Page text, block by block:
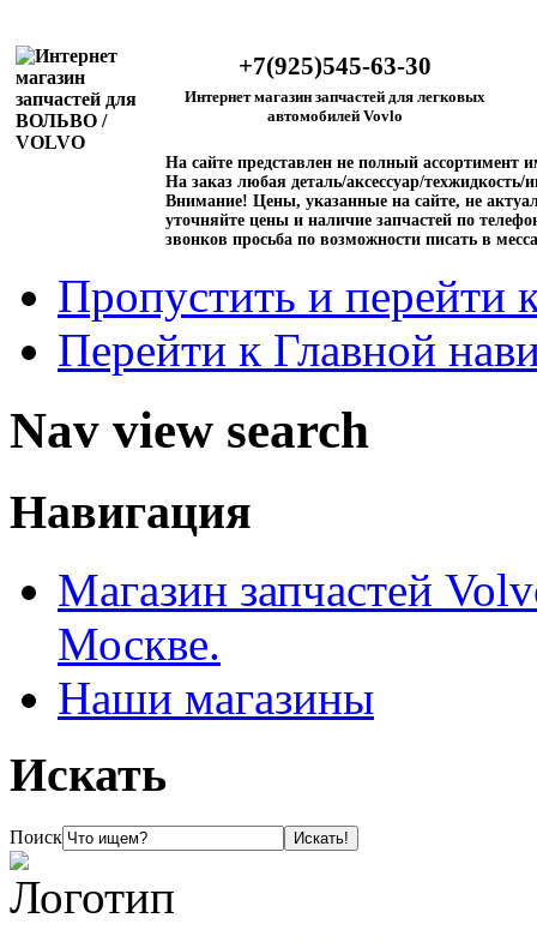
+7(925)545-63-30
Интернет магазин запчастей для легковых
автомобилей Vovlo
На сайте представлен не полный ассортимент
На заказ любая деталь/аксессуар/техжидкость/
Внимание! Цены, указанные на сайте, не
уточняйте цены и наличие запчастей по
звонков просьба по возможности писать в
Пропустить и перейти
Перейти к Главной
Nav view search
Навигация
Магазин запчастей
Москве.
Наши магазины
Искать
Поиск